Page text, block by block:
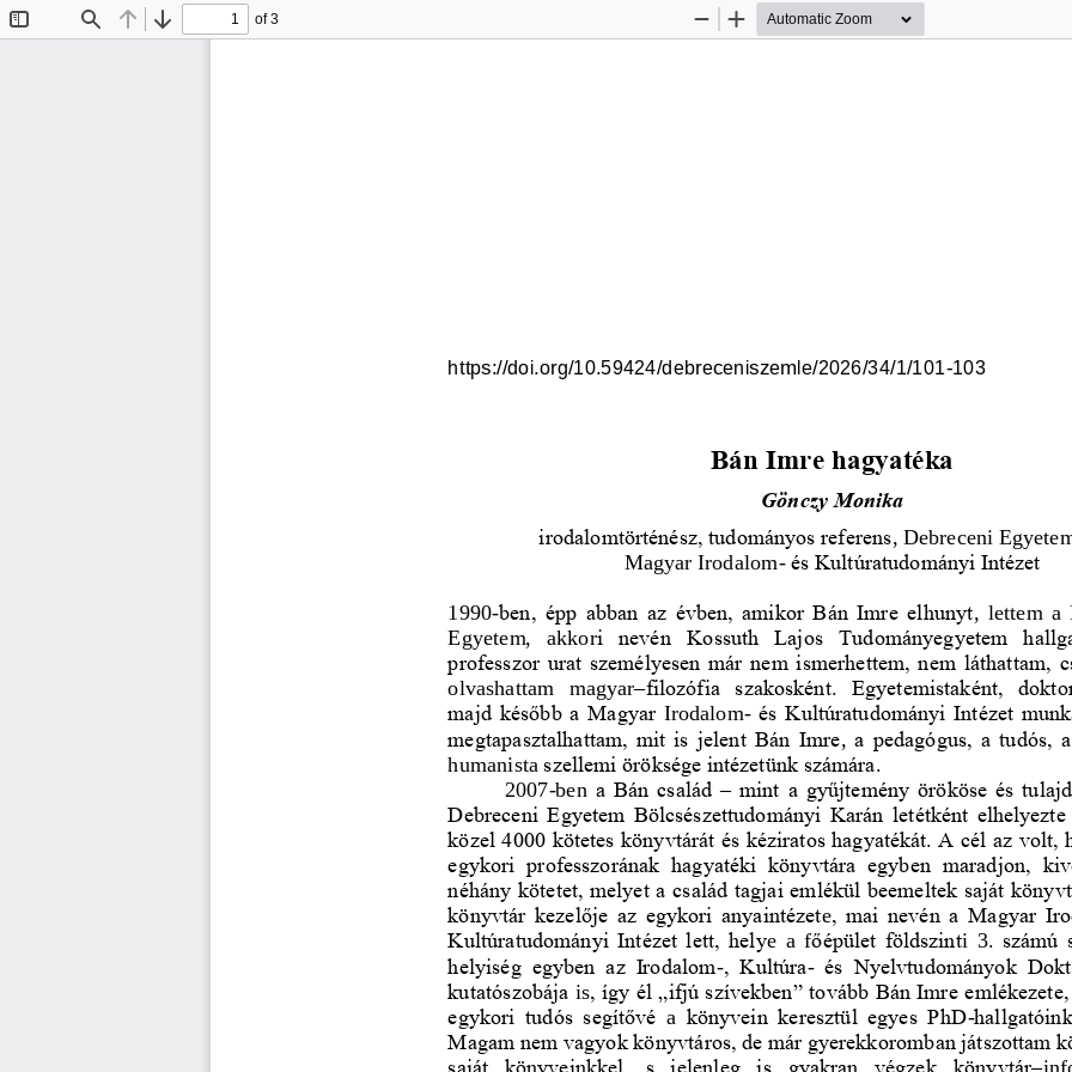
Find Previous
Next
of 3
Zoom
Zoom
https://doi.org/10.59424/debreceniszemle/2026/34/1/101 -103
Bán Imre hagyatéka
Gönczy Monika
irodalomtörténész, tudományos referens Debreceni
Magyar Irodalom- és Kultúratudományi Intézet
1990-ben, épp abban az évben, amikor Bán Imre elhunyt
lettem  a
Egyetem,   akkori  nevén
Kossuth  Lajos  Tudományegyetem
professzor urat személyesen már nem ismerhettem, nem láthattam,
olvashattam   magyar–filozófia  szakosként.  Egyetemistaként,  dokto
majd később a Magyar Irodalom- és Kultúratudományi Intézet
megtapasztalhattam, mit is jelent Bán Imre a pedagógus, a tudós,
humanista szellemi öröksége intézetünk számára.
2007-ben a Bán család – mint a gyűjtemény örököse és
Debreceni Egyetem Bölcsészettudományi Karán letétként
közel 4000 kötetes könyvtárát és kéziratos hagyatékát. A cél az volt,
egykori  professzorának  hagyatéki  könyvtára  egyben  maradjon,
néhány kötetet, melyet a család tagjai emlékül beemeltek saját
könyvtár kezelője az egykori anyaintézete , mai nevén a Magyar
Kultúratudományi Intézet lett, helye a főépület földszinti 3. számú
helyiség  egyben  az  Irodalom-,  Kultúra- és  Nyelvtudományok
kutatószobája is , így él „ifjú szívekben” tovább Bán Imre
egykori tudós  segítővé a könyvein keresztül egyes PhD-
Magam nem vagyok könyvtáros, de már gyerekkoromban játszottam
saját  könyveinkkel,  s  jelenleg  is  gyakran  végzek könyvtár–